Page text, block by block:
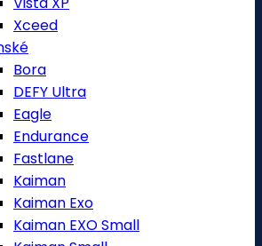
Xceed
Bora
DEFY Ultra
Eagle
Endurance
Fastlane
Kaiman
Kaiman Exo
Kaiman EXO Small